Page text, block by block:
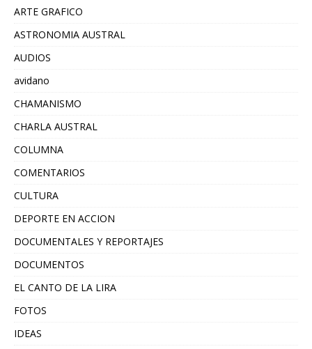
ARTE GRAFICO
ASTRONOMIA AUSTRAL
AUDIOS
avidano
CHAMANISMO
CHARLA AUSTRAL
COLUMNA
COMENTARIOS
CULTURA
DEPORTE EN ACCION
DOCUMENTALES Y REPORTAJES
DOCUMENTOS
EL CANTO DE LA LIRA
FOTOS
IDEAS